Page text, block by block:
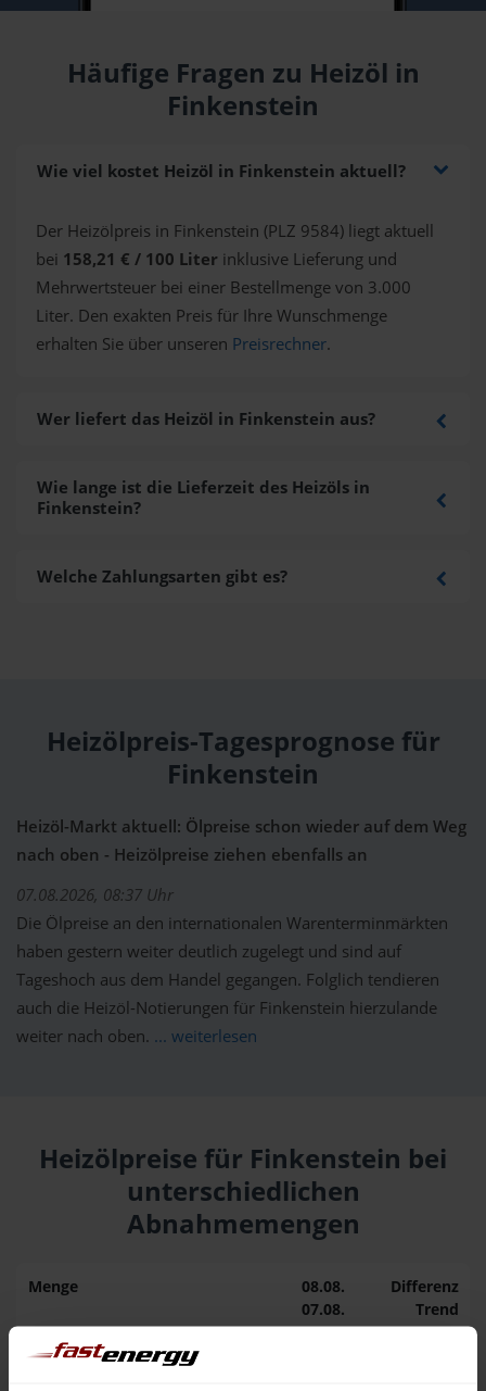
Häufige Fragen zu Heizöl in
Finkenstein
Wie viel kostet Heizöl in Finkenstein aktuell?
Der Heizölpreis in Finkenstein (PLZ 9584) liegt aktuell
bei 158,21 € / 100 Liter inklusive Lieferung und
Mehrwertsteuer bei einer Bestellmenge von 3.000
Liter. Den exakten Preis für Ihre Wunschmenge
erhalten Sie über unseren Preisrechner.
Wer liefert das Heizöl in Finkenstein aus?
Wie lange ist die Lieferzeit des Heizöls in
Finkenstein?
Welche Zahlungsarten gibt es?
Heizölpreis-Tagesprognose für
Finkenstein
Heizöl-Markt aktuell: Ölpreise schon wieder auf dem Weg
nach oben - Heizölpreise ziehen ebenfalls an
07.08.2026, 08:37 Uhr
Die Ölpreise an den internationalen Warenterminmärkten
haben gestern weiter deutlich zugelegt und sind auf
Tageshoch aus dem Handel gegangen. Folglich tendieren
auch die Heizöl-Notierungen für Finkenstein hierzulande
weiter nach oben. ... weiterlesen
Heizölpreise für Finkenstein bei
unterschiedlichen
Abnahmemengen
Menge
08.08.
07.08.
Differenz
Trend
1.000 Liter